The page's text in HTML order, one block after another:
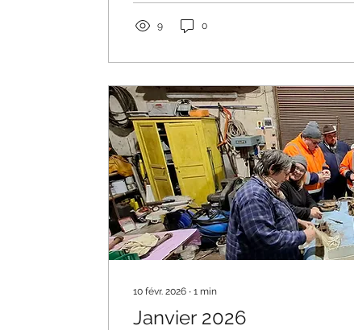
9 0
10 févr. 2026 ∙ 1 min
Janvier 2026